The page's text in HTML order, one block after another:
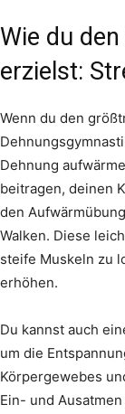
Wie du
erzielst:
Wenn du den
Dehnung
beitragen, deinen
den
Walken. Diese
steife Muskeln zu
erhöhen.
Du kannst auch
um die
Körpergewebes
Ein- und